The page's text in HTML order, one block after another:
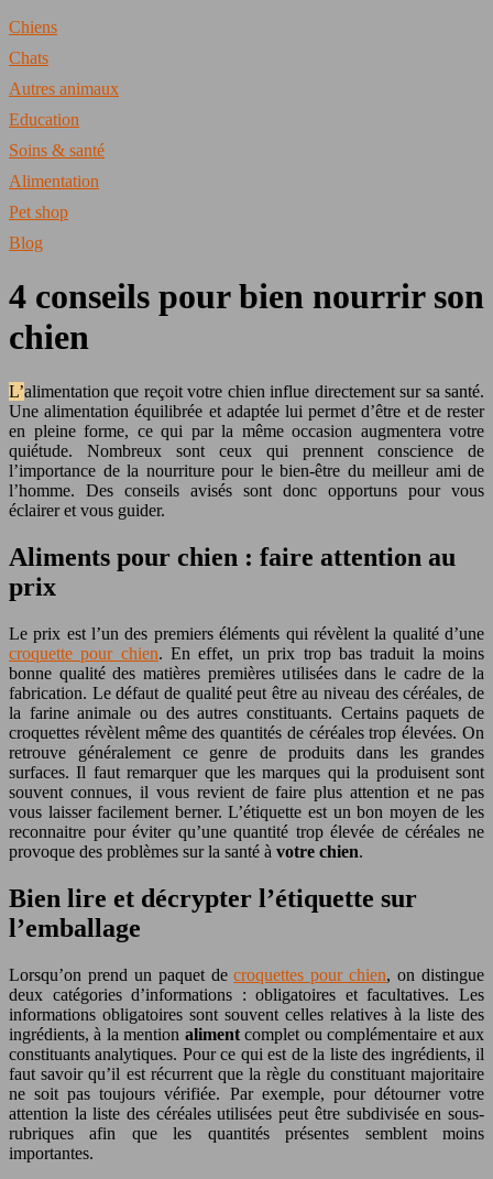
Chiens
Chats
Autres animaux
Education
Soins & santé
Alimentation
Pet shop
Blog
4 conseils pour bien nourrir son
chien
L’alimentation que reçoit votre chien influe directement sur sa santé.
Une alimentation équilibrée et adaptée lui permet d’être et de rester
en pleine forme, ce qui par la même occasion augmentera votre
quiétude. Nombreux sont ceux qui prennent conscience de
l’importance de la nourriture pour le bien-être du meilleur ami de
l’homme. Des conseils avisés sont donc opportuns pour vous
éclairer et vous guider.
Aliments pour chien : faire attention au
prix
Le prix est l’un des premiers éléments qui révèlent la qualité d’une
croquette pour chien. En effet, un prix trop bas traduit la moins
bonne qualité des matières premières utilisées dans le cadre de la
fabrication. Le défaut de qualité peut être au niveau des céréales, de
la farine animale ou des autres constituants. Certains paquets de
croquettes révèlent même des quantités de céréales trop élevées. On
retrouve généralement ce genre de produits dans les grandes
surfaces. Il faut remarquer que les marques qui la produisent sont
souvent connues, il vous revient de faire plus attention et ne pas
vous laisser facilement berner. L’étiquette est un bon moyen de les
reconnaitre pour éviter qu’une quantité trop élevée de céréales ne
provoque des problèmes sur la santé à votre chien.
Bien lire et décrypter l’étiquette sur
l’emballage
Lorsqu’on prend un paquet decroquettes pour chien, on distingue
deux catégories d’informations : obligatoires et facultatives. Les
informations obligatoires sont souvent celles relatives à la liste des
ingrédients, à la mention alimentcomplet ou complémentaire et aux
constituants analytiques. Pour ce qui est de la liste des ingrédients, il
faut savoir qu’il est récurrent que la règle du constituant majoritaire
ne soit pas toujours vérifiée. Par exemple, pour détourner votre
attention la liste des céréales utilisées peut être subdivisée en sous-
rubriques afin que les quantités présentes semblent moins
importantes.